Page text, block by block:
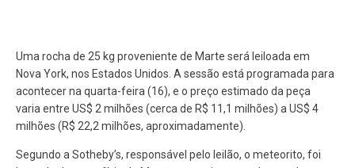
Uma rocha de 25 kg proveniente de Marte será leiloada em
Nova York, nos Estados Unidos. A sessão está programada para
acontecer na quarta-feira (16), e o preço estimado da peça
varia entre US$ 2 milhões (cerca de R$ 11,1 milhões) a US$ 4
milhões (R$ 22,2 milhões, aproximadamente).
Segundo a Sotheby’s, responsável pelo leilão, o meteorito, foi